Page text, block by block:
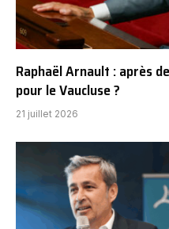
Raphaël Arnault : après
pour le Vaucluse ?
21 juillet 2026